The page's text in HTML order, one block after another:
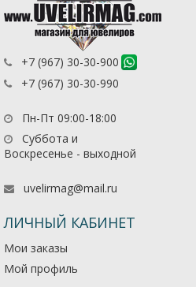
+7 (967) 30-30-900
+7 (967) 30-30-990
Пн-Пт 09:00-18:00
Суббота и
Воскресенье - выходной
uvelirmag@mail.ru
ЛИЧНЫЙ КАБИНЕТ
Мои заказы
Мой профиль